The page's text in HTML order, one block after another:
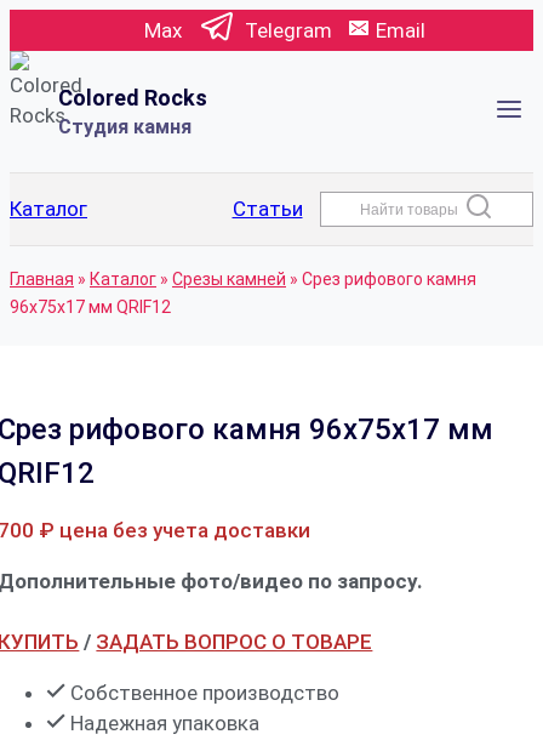
к
содержимому
Max Telegram Email
Colored Rocks
Студия камня
Каталог Статьи Найти товары
Главная » Каталог » Срезы камней » Срез рифового камня
96x75x17 мм QRIF12
рифового камня 96x75x17 мм
₽ цена без учета доставки
фото/видео по запросу.
/ ЗАДАТЬ ВОПРОС О ТОВАРЕ
Собственное производство
Надежная упаковка